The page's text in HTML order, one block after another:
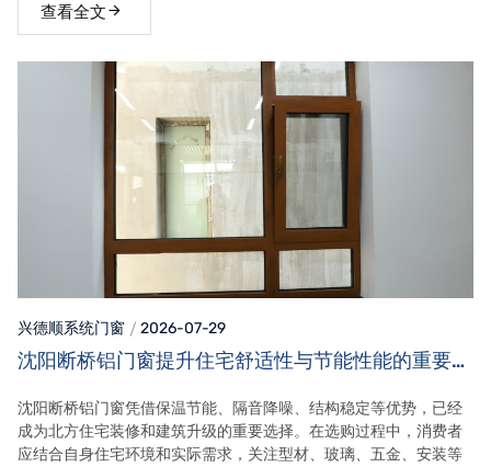
查看全文
兴德顺系统门窗 2026-07-29
沈阳断桥铝门窗提升住宅舒适性与节能性能的重要选
沈阳断桥铝门窗凭借保温节能、隔音降噪、结构稳定等优势，已经
成为北方住宅装修和建筑升级的重要选择。在选购过程中，消费者
应结合自身住宅环境和实际需求，关注型材、玻璃、五金、安装等